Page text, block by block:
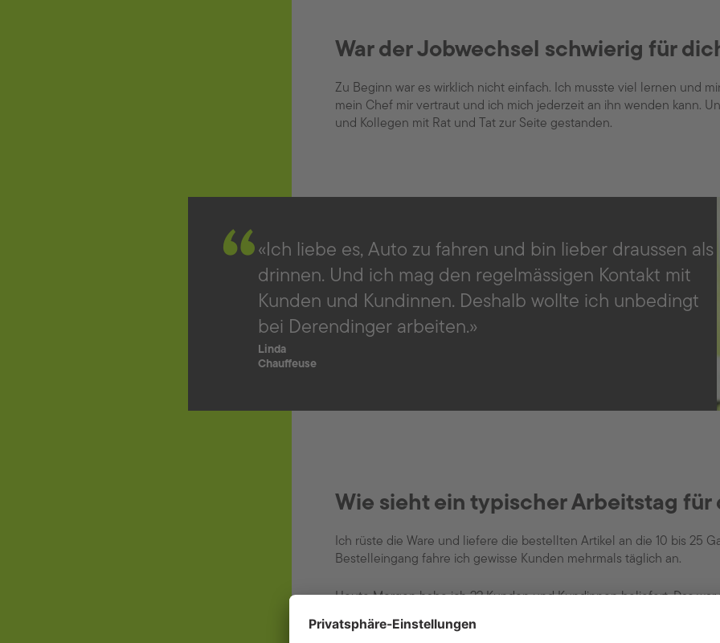
War der Jobwechsel schwierig für
Zu Beginn war es wirklich nicht einfach. Ich musste viel lernen und
mein Chef mir vertraut und ich mich jederzeit an ihn wenden kann.
und Kollegen mit Rat und Tat zur Seite gestanden.
“
Ich liebe es, Auto zu fahren und bin lieber draussen als
drinnen. Und ich mag den regelmässigen Kontakt mit
Kunden und Kundinnen. Deshalb wollte ich unbedingt
bei Derendinger arbeiten.
Linda
Chauffeuse
Wie sieht ein typischer Arbeitstag für
Ich rüste die Ware und liefere die bestellten Artikel an die 10 bis 25
Bestelleingang fahre ich gewisse Kunden mehrmals täglich an.
Heute Morgen habe ich 22 Kunden und Kundinnen beliefert. Das